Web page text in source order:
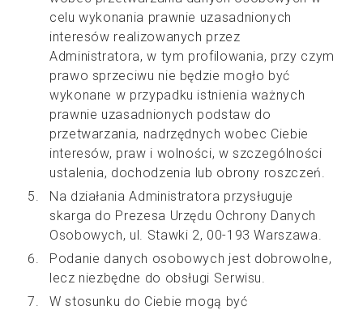
celu wykonania prawnie uzasadnionych
interesów realizowanych przez
Administratora, w tym profilowania, przy czym
prawo sprzeciwu nie będzie mogło być
wykonane w przypadku istnienia ważnych
prawnie uzasadnionych podstaw do
przetwarzania, nadrzędnych wobec Ciebie
interesów, praw i wolności, w szczególności
ustalenia, dochodzenia lub obrony roszczeń.
Na działania Administratora przysługuje
skarga do Prezesa Urzędu Ochrony Danych
Osobowych, ul. Stawki 2, 00-193 Warszawa.
Podanie danych osobowych jest dobrowolne,
lecz niezbędne do obsługi Serwisu.
W stosunku do Ciebie mogą być